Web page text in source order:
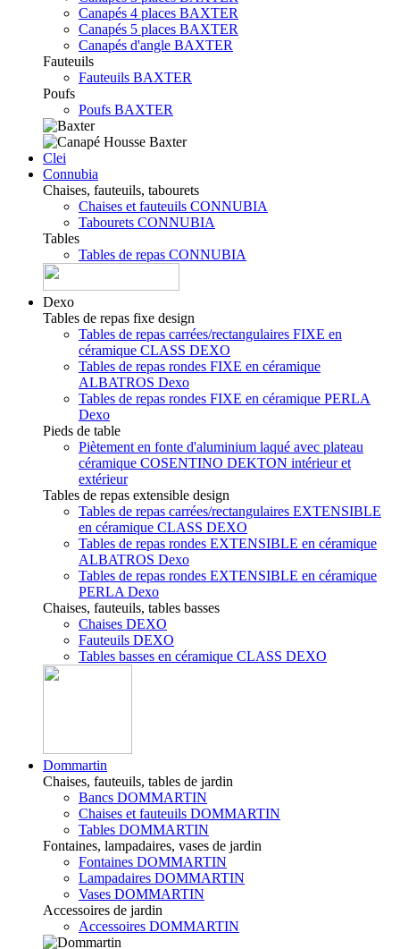
Canapés 4 places BAXTER
Canapés 5 places BAXTER
Canapés d'angle BAXTER
Fauteuils
Fauteuils BAXTER
Poufs
Poufs BAXTER
Clei
Connubia
Chaises, fauteuils, tabourets
Chaises et fauteuils CONNUBIA
Tabourets CONNUBIA
Tables
Tables de repas CONNUBIA
Dexo
Tables de repas fixe design
Tables de repas carrées/rectangulaires FIXE en
céramique CLASS DEXO
Tables de repas rondes FIXE en céramique
ALBATROS Dexo
Tables de repas rondes FIXE en céramique PERLA
Dexo
Pieds de table
Piètement en fonte d'aluminium laqué avec plateau
céramique COSENTINO DEKTON intérieur et
extérieur
Tables de repas extensible design
Tables de repas carrées/rectangulaires EXTENSIBLE
en céramique CLASS DEXO
Tables de repas rondes EXTENSIBLE en céramique
ALBATROS Dexo
Tables de repas rondes EXTENSIBLE en céramique
PERLA Dexo
Chaises, fauteuils, tables basses
Chaises DEXO
Fauteuils DEXO
Tables basses en céramique CLASS DEXO
Dommartin
Chaises, fauteuils, tables de jardin
Bancs DOMMARTIN
Chaises et fauteuils DOMMARTIN
Tables DOMMARTIN
Fontaines, lampadaires, vases de jardin
Fontaines DOMMARTIN
Lampadaires DOMMARTIN
Vases DOMMARTIN
Accessoires de jardin
Accessoires DOMMARTIN